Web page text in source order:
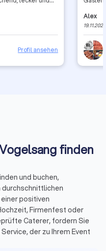
frühstücken!
Profil ansehen
Alex
19.11.2025
finden
und buchen,
positiven
Firmenfest oder
Caterer, fordern Sie
der zu Ihrem Event